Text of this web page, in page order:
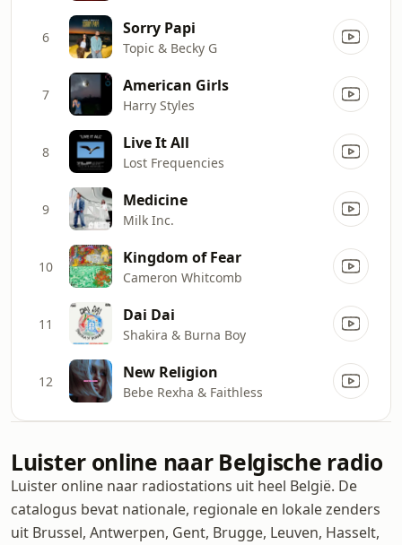
6 Sorry Papi
Topic & Becky G
7 American Girls
Harry Styles
8 Live It All
Lost Frequencies
9 Medicine
Milk Inc.
10 Kingdom of Fear
Cameron Whitcomb
11 Dai Dai
Shakira & Burna Boy
12 New Religion
Bebe Rexha & Faithless
Luister online naar Belgische radio
Luister online naar radiostations uit heel België. De
catalogus bevat nationale, regionale en lokale zenders
uit Brussel, Antwerpen, Gent, Brugge, Leuven, Hasselt,